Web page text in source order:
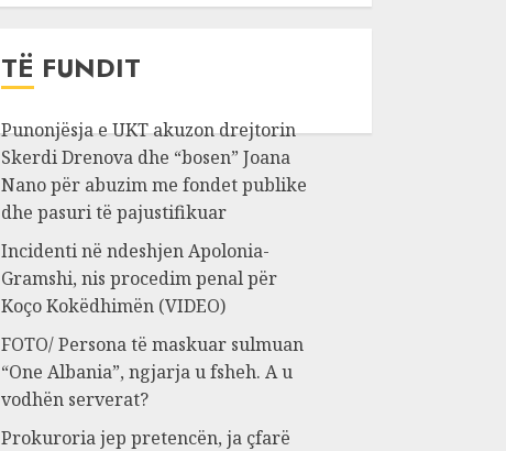
TË FUNDIT
Punonjësja e UKT akuzon drejtorin
Skerdi Drenova dhe “bosen” Joana
Nano për abuzim me fondet publike
dhe pasuri të pajustifikuar
Incidenti në ndeshjen Apolonia-
Gramshi, nis procedim penal për
Koço Kokëdhimën (VIDEO)
FOTO/ Persona të maskuar sulmuan
“One Albania”, ngjarja u fsheh. A u
vodhën serverat?
Prokuroria jep pretencën, ja çfarë